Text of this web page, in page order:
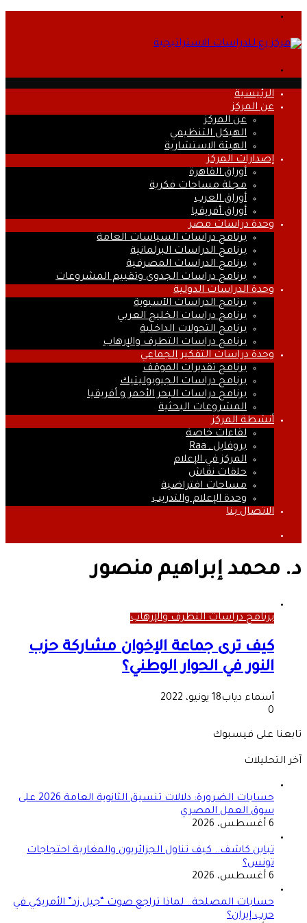
الرئيسية
عن المركز
عن المركز
الهيكل التنظيمي
الهيئة الاستشارية
إصدارات المركز
أوراق القاهرة
مجلة مساحات فكرية
أوراق العرب
أوراق أفريقيا
وحدة دراسات مصر
برنامج دراسات السياسات العامة
برنامج الدراسات البرلمانية
برنامج الدراسات المصرفية
برنامج دراسات الجدوى وتقييم المشروعات
وحدة الدراسات الدولية
برنامج الدراسات الآسيوية
برنامج دراسات الخليج العربي
برنامج التحولات الداخلية
برنامج دراسات التطرف والإرهاب
وحدة دراسات التفكير الجماعي
برنامج تقديرات الموقف
برنامج دراسات الجيوبوليتيك
برنامج دراسات البحر الأحمر و أفريقيا
المشروعات البحثية
أنشطة المركز
لقاءات خاصة
بروفايل ـ Raa
المركز في الإعلام
حلقات نقاش
مساحات افتراضية
وحدة الإعلام والتدريب
الاتصال بنا
د. محمد إبراهيم منصور
برنامج دراسات التطرف والإرهاب
كيف ترى جماعة الإخوان مشاركة حزب
النور في الحوار الوطني؟
أسماء دياب18 يونيو، 2022
0
تابعنا على فيسبوك
آخر التحليلات
حسابات الضرورة: دلالات تنسيق الثانوية العامة 2026 على
سوق العمل المصري
6 أغسطس، 2026
تباين كاشف.. كيف تناول الجزائريون والمغاربة احتجاجات
تونس؟
6 أغسطس، 2026
حسابات المصلحة.. لماذا تراجع صوت “جيل زد” الأمريكي في
حرب إيران؟